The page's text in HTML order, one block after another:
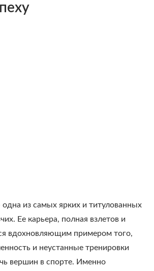
из самых ярких и титулованных
Ее карьера, полная взлетов и
вдохновляющим примером того,
и неустанные тренировки
вершин в спорте. Именно